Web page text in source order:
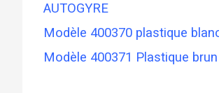
AUTOGYRE
Modèle 400370 plastique
Modèle 400371 Plastique brun